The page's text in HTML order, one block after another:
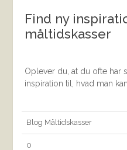
Find ny
måltidskasser
Oplever du, at du ofte har
inspiration til, hvad man
Blog Måltidskasser
0